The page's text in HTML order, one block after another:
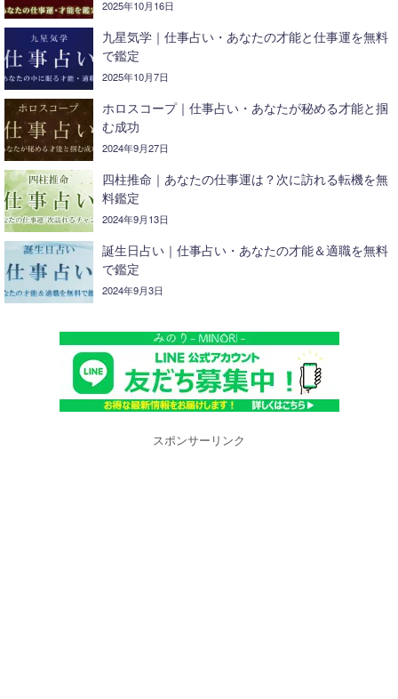
2025年10月16日
九星気学｜仕事占い・あなたの才能と仕事運を無料
で鑑定
2025年10月7日
ホロスコープ｜仕事占い・あなたが秘める才能と掴
む成功
2024年9月27日
四柱推命｜あなたの仕事運は？次に訪れる転機を無
料鑑定
2024年9月13日
誕生日占い｜仕事占い・あなたの才能＆適職を無料
で鑑定
2024年9月3日
スポンサーリンク